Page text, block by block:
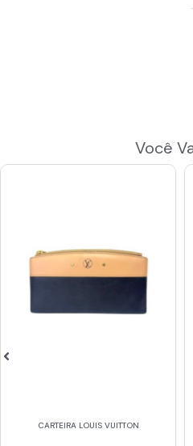
Você
CARTEIRA LOUIS VUITTON